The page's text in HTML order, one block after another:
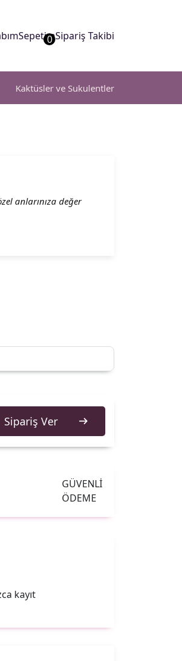
Sepetim
0 Sipariş Takibi
Kaktüsler ve Sukulentler
anlarınıza değer
Sipariş Ver
GÜVENLİ
ÖDEME
kayıt